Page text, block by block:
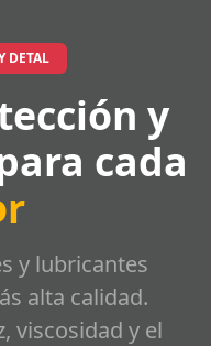
DETAL
y
cada
y lubricantes
alta calidad.
viscosidad y el